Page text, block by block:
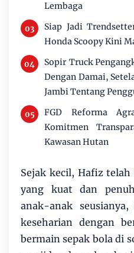
Lembaga
Siap Jadi
Honda Scoopy Kini
Sopir Truck
Dengan Damai,
Jambi Tentang
FGD Reforma
Komitmen
Kawasan Hutan
Sejak kecil, Hafiz
yang kuat dan
anak-anak
keseharian dengan
bermain sepak bola di